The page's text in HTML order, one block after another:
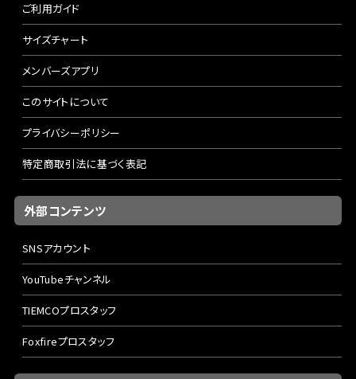
ご利用ガイド
サイズチャート
メンバーズアプリ
このサイトについて
プライバシーポリシー
特定商取引法に基づく表記
外部コンテンツ
SNSアカウント
YouTubeチャンネル
TIEMCOプロスタッフ
Foxfireプロスタッフ